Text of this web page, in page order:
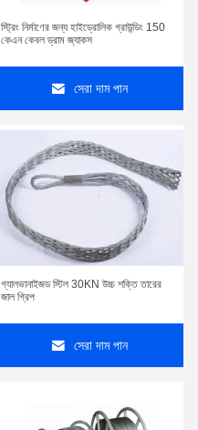
স্ট্রিং নির্মাণের জন্য হাইড্রোলিক গ্রাউন্ডিং 150
কেএন কেবল ড্রাম জ্যাকস
সেরা দাম পান
গ্যালভানাইজড স্টিল 30KN উচ্চ শক্তি তারের
জাল গ্রিপ
সেরা দাম পান